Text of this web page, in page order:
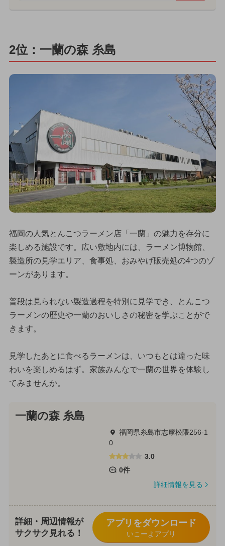
2位：一蘭の森 糸島
福岡の人気とんこつラーメン店「一蘭」の魅力を存分に
楽しめる施設です。広い敷地内には、ラーメン博物館、
製造所の見学エリア、食事処、おみやげ販売処の4つのゾ
ーンがあります。
普段は見られない製造過程を特別に見学でき、とんこつ
ラーメンの歴史や一蘭のおいしさの秘密を学ぶことがで
きます。
見学したあとに食べるラーメンは、いつもとは違った味
わいを楽しめるはず。家族みんなで一蘭の世界を体験し
てみませんか。
一蘭の森 糸島
福岡県糸島市志摩松隈256-1
0
3.0
0件
詳細情報を見る
詳細・周辺情報が
サクサク見れる！
アプリをダウンロード
いこーよアプリ